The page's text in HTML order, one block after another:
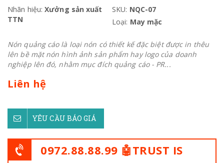
Nhãn hiệu: Xưởng sản xuất
TTN
SKU: NQC-07
Loại: May mặc
Nón quảng cáo là loại nón có thiết kế đặc biệt được in thêu
lên bề mặt nón hình ảnh sản phẩm hay logo của doanh
nghiệp lên đó, nhằm mục đích quảng cáo - PR...
Liên hệ
YÊU CẦU BÁO GIÁ
0972.88.88.99 🤖TRUST IS